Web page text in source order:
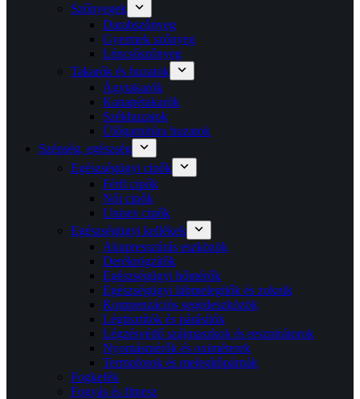
Szőnyegek
Darabszőnyeg
Gyermek szőnyeg
Lépcsőszőnyeg
Takarók és huzatok
Ágytakarók
Kanapétakarók
Székhuzatok
Ülőgarnitúra huzatok
Szépség, egészség
Egészségügyi cipők
Férfi cipők
Női cipők
Unisex cipők
Egészségügyi kellékek
Akupresszúrás eszközök
Derékrögzítők
Egészségügyi hőmérők
Egészségügyi lábmelegítők és zoknik
Kompenzációs segédeszközök
Légtisztítók és párásítók
Légzésvédő szájmaszkok és reszpirátorok
Nyomásmérők és oximéterek
Termoforok és melegítőpárnák
Fogkefék
Fogyás és fitnesz